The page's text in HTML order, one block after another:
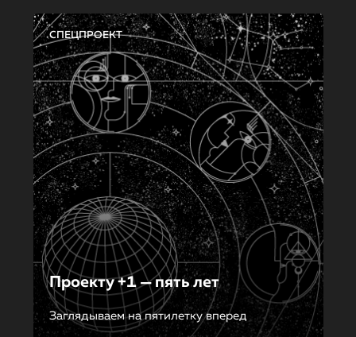
СПЕЦПРОЕКТ
Проекту +1 — пять лет
Заглядываем на пятилетку вперед